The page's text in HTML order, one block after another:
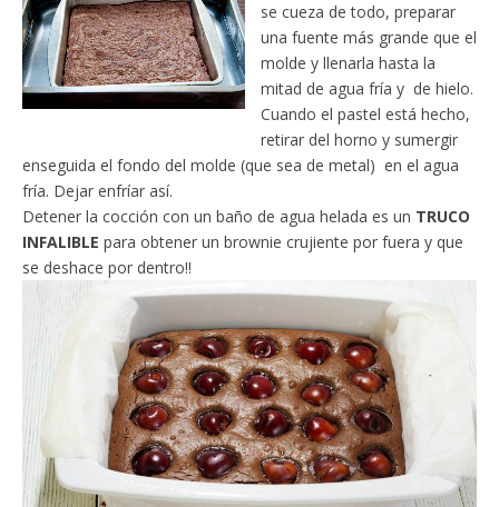
se cueza de todo, preparar
una fuente más grande que el
molde y llenarla hasta la
mitad de agua fría y de hielo.
Cuando el pastel está hecho,
retirar del horno y sumergir
enseguida el fondo del molde (que sea de metal) en el agua
fría. Dejar enfríar así.
Detener la cocción con un baño de agua helada es un TRUCO
INFALIBLE para obtener un brownie crujiente por fuera y que
se deshace por dentro!!